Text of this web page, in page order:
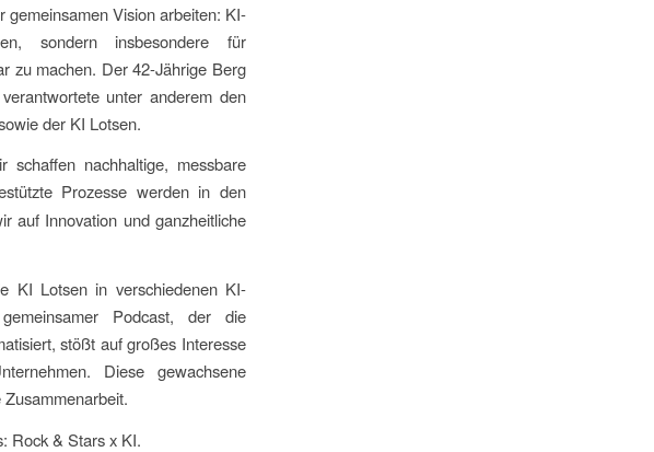
Vision arbeiten: KI-
sondern insbesondere für
zu machen. Der 42-Jährige Berg
unter anderem den
der KI Lotsen.
nachhaltige, messbare
Prozesse werden in den
auf Innovation und ganzheitliche
KI Lotsen in verschiedenen KI-
Podcast, der die
stößt auf großes Interesse
Diese gewachsene
Rock & Stars x KI.